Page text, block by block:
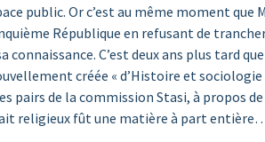
public. Or c’est au même moment
République en refusant de
C’est deux ans plus tard
créée « d’Histoire et sociologie
pairs de la commission Stasi, à propos
religieux fût une matière à part